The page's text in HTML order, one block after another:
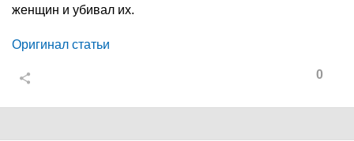
женщин и убивал их.
Оригинал статьи
0